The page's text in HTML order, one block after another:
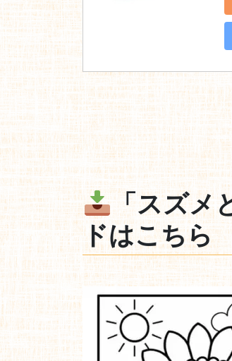
「スズメ
ドはこちら